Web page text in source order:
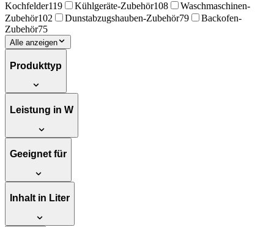
Kochfelder119 Kühlgeräte-Zubehör108
Waschmaschinen-
Zubehör102 Dunstabzugshauben-Zubehör79
Backofen-
Zubehör75
Alle anzeigen
Produkttyp
Leistung in W
Geeignet für
Inhalt in Liter